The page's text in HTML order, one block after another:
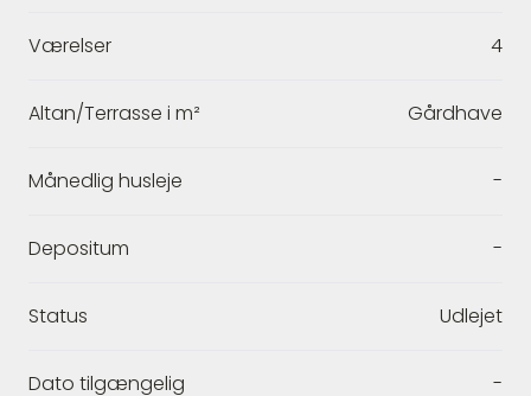
Værelser 4
Altan/Terrasse i m² Gårdhave
Månedlig husleje -
Depositum -
Status Udlejet
Dato tilgængelig -